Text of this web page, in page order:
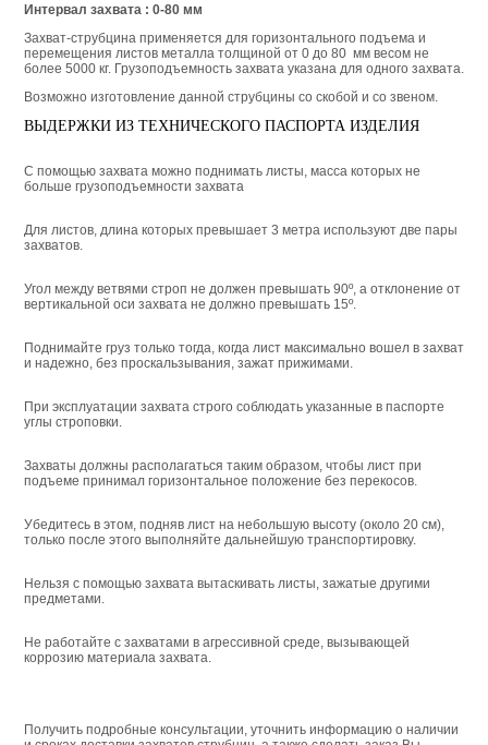
Интервал захвата : 0-80 мм
Захват-струбцина применяется для горизонтального подъема и
перемещения листов металла толщиной от 0 до 80 мм весом не
более 5000 кг. Грузоподъемность захвата указана для одного захвата.
Возможно изготовление данной струбцины со скобой и со звеном.
ВЫДЕРЖКИ ИЗ ТЕХНИЧЕСКОГО ПАСПОРТА ИЗДЕЛИЯ
С помощью захвата можно поднимать листы, масса которых не
больше грузоподъемности захвата
Для листов, длина которых превышает 3 метра используют две пары
захватов.
Угол между ветвями строп не должен превышать 90º, а отклонение от
вертикальной оси захвата не должно превышать 15º.
Поднимайте груз только тогда, когда лист максимально вошел в захват
и надежно, без проскальзывания, зажат прижимами.
При эксплуатации захвата строго соблюдать указанные в паспорте
углы строповки.
Захваты должны располагаться таким образом, чтобы лист при
подъеме принимал горизонтальное положение без перекосов.
Убедитесь в этом, подняв лист на небольшую высоту (около 20 см),
только после этого выполняйте дальнейшую транспортировку.
Нельзя с помощью захвата вытаскивать листы, зажатые другими
предметами.
Не работайте с захватами в агрессивной среде, вызывающей
коррозию материала захвата.
Получить подробные консультации, уточнить информацию о наличии